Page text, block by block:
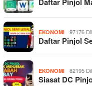
EKONOMI 97176
Daftar Pinjol
EKONOMI 82195
Siasat DC